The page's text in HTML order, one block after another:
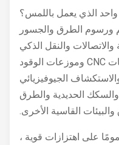
الذي يعمل باللمس؟
الطرق والجسور
والنقل الذكي
والمراقبة والصوت وأدوات ماكينات CNC وموزعات الوقود
الجيوفيزيائي
الحديدية والطرق
القاسية الأخرى.
اهتزازات قوية ،